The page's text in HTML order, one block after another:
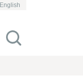
English